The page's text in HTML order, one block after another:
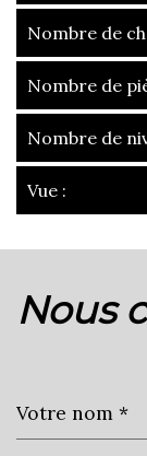
Nombre de
Nombre de
Nombre de
Vue :
+nous